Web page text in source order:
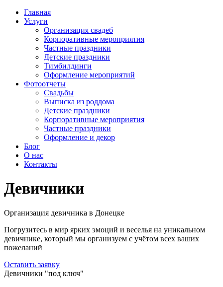
Главная
Услуги
Организация свадеб
Корпоративные мероприятия
Частные праздники
Детские праздники
Тимбилдинги
Оформление мероприятий
Фотоотчеты
Cвадьбы
Выписка из роддома
Детские праздники
Корпоративные мероприятия
Частные праздники
Оформление и декор
Блог
О нас
Контакты
Девичники
Организация девичника в Донецке
Погрузитесь в мир ярких эмоций и веселья на уникальном
девичнике, который мы организуем с учётом всех ваших
пожеланий
Оставить заявку
Девичники "под ключ"